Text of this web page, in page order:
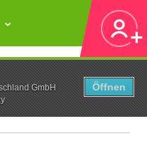
GmbH
Öffnen